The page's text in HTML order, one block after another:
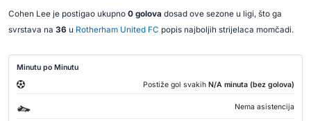
Cohen Lee je postigao ukupno 0 golova dosad ove sezone u ligi, što ga
svrstava na 36 u Rotherham United FC popis najboljih strijelaca momčadi.
Minutu po Minutu
Postiže gol svakih N/A minuta (bez golova)
Nema asistencija